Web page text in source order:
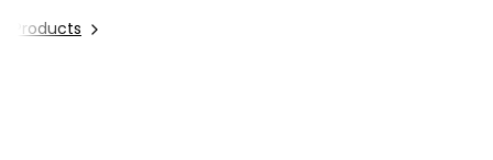
Products